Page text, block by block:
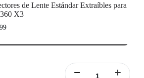
de Lente Estándar Extraíbles para
X3